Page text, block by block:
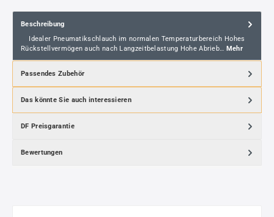
Beschreibung
Idealer Pneumatikschlauch im normalen Temperaturbereich Hohes
Rückstellvermögen auch nach Langzeitbelastung Hohe Abrieb… Mehr
Passendes Zubehör
Das könnte Sie auch interessieren
DF Preisgarantie
Bewertungen